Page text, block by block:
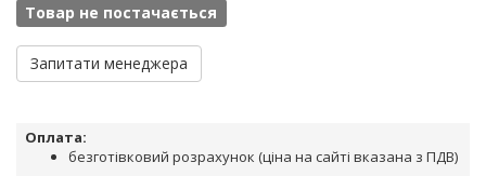
Товар не постачається
Запитати менеджера
Оплата:
безготівковий розрахунок (ціна на сайті вказана з ПДВ)